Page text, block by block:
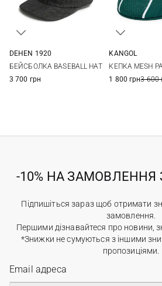
DEHEN 1920
БЕЙСБОЛКА BASEBALL HAT
3 700 грн
KANGOL
КЕПКА MESH
1 800 грн3 600
-10% НА ЗАМОВЛЕННЯ
Підпишіться зараз щоб отримати
замовлення.
Першими дізнавайтеся про новини,
*Знижки не сумуються з іншими
пропозиціями.